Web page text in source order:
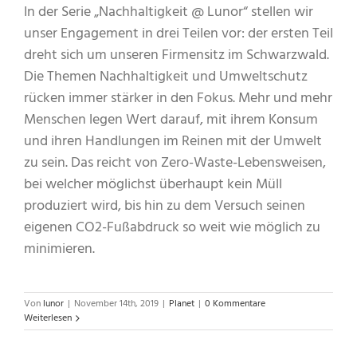
In der Serie „Nachhaltigkeit @ Lunor“ stellen wir
unser Engagement in drei Teilen vor: der ersten Teil
dreht sich um unseren Firmensitz im Schwarzwald.
Die Themen Nachhaltigkeit und Umweltschutz
rücken immer stärker in den Fokus. Mehr und mehr
Menschen legen Wert darauf, mit ihrem Konsum
und ihren Handlungen im Reinen mit der Umwelt
zu sein. Das reicht von Zero-Waste-Lebensweisen,
bei welcher möglichst überhaupt kein Müll
produziert wird, bis hin zu dem Versuch seinen
eigenen CO2-Fußabdruck so weit wie möglich zu
minimieren.
Von lunor | November 14th, 2019 | Planet | 0 Kommentare
Weiterlesen